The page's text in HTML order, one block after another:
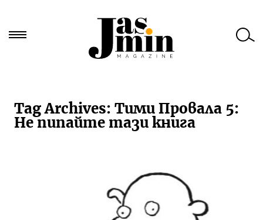
за:Tag Archives: Тими Провала 5:
Не пипайте тази книга